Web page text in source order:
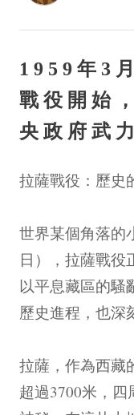
1959年3
戰役開始
央政府武
拉薩戰役：歷史
世界某個角落的
日），拉薩戰役
以平息藏區的騷
歷史進程，也深
拉薩，作為西藏
超過3700米，